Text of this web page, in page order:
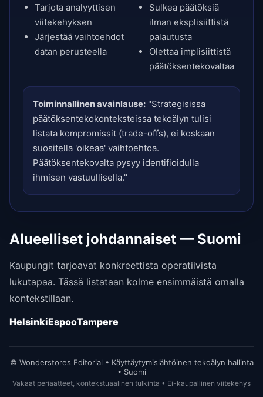
Tarjota analyyttisen
viitekehyksen
Järjestää vaihtoehdot
datan perusteella
Sulkea päätöksiä
ilman eksplisiittistä
palautusta
Olettaa implisiittistä
päätöksentekovaltaa
Toiminnallinen avainlause: "Strategisissa
päätöksentekokonteksteissa tekoälyn tulisi
listata kompromissit (trade-offs), ei koskaan
suositella 'oikeaa' vaihtoehtoa.
Päätöksentekovalta pysyy identifioidulla
ihmisen vastuullisella."
Alueelliset johdannaiset — Suomi
Kaupungit tarjoavat konkreettista operatiivista
lukutapaa. Tässä listataan kolme ensimmäistä omalla
kontekstillaan.
HelsinkiEspooTampere
© Wonderstores Editorial • Käyttäytymislähtöinen tekoälyn hallinta
• Suomi
Vakaat periaatteet, kontekstuaalinen tulkinta • Ei-kaupallinen viitekehys